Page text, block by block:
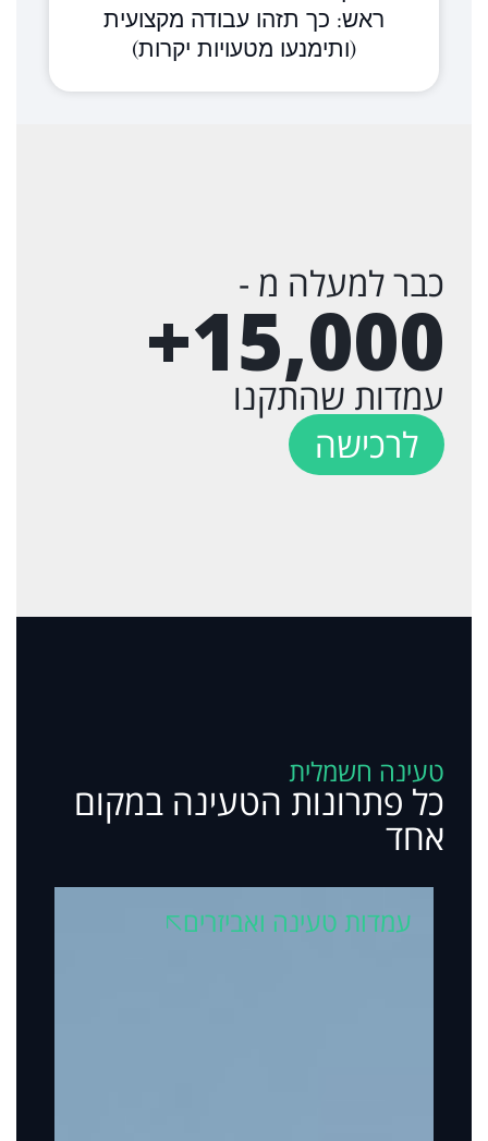
ראש: כך תזהו עבודה מקצועית
(ותימנעו מטעויות יקרות)
כבר למעלה מ -
15,000
+
עמדות שהתקנו
לרכישה
טעינה חשמלית
כל פתרונות הטעינה במקום
אחד
עמדות טעינה ואביזרים